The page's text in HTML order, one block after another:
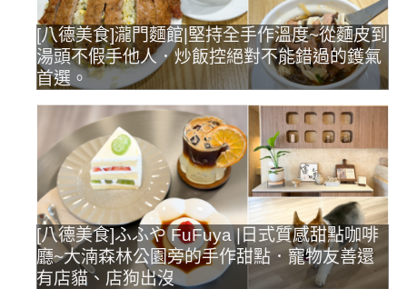
[八德美食]瀧門麵館|堅持全手作溫度~從麵皮到
湯頭不假手他人．炒飯控絕對不能錯過的鑊氣
首選。
[八德美食]ふふや FuFuya |日式質感甜點咖啡
廳~大湳森林公園旁的手作甜點．寵物友善還
有店貓、店狗出沒